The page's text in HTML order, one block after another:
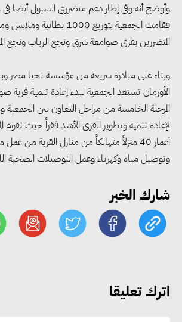
وأوضح أنه وفى إطار دعم متضررى السيول أيضا
فقامت الجمعية بتوزيع 1000
المتضررين بقرى صوامعة شرق ونجع الرباب ونجع
وبناء على مبادرة سريعة من مؤسسة تحيا مصر
الأورمان تستعد الجمعية لبدء إعادة تنمية
المرحلة الخامسة من مراحل التعاون بين
لإعادة تنمية وتطوير القرى الأشد فقراً حيث تقوم
أعمار 40 منزلاً متهالكاً من منازل القرية
وتوصيل مياه وكهرباء وعمل التوصيلات الصحية
شارك الخبر
اترك تعليقا
مجلس الوزراء: تراجع
الربع الثاني من 2026
الصين تعزيز الشراكات
وجذب استثمارات جديدة